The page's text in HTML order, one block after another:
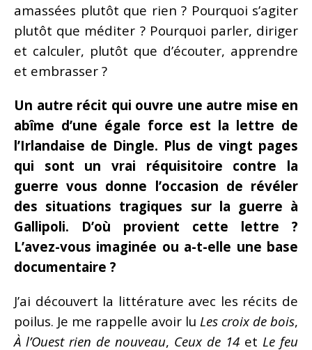
amassées plutôt que rien ? Pourquoi s’agiter
plutôt que méditer ? Pourquoi parler, diriger
et calculer, plutôt que d’écouter, apprendre
et embrasser ?
Un autre récit qui ouvre une autre mise en
abîme d’une égale force est la lettre de
l’Irlandaise de Dingle. Plus de vingt pages
qui sont un vrai réquisitoire contre la
guerre vous donne l’occasion de révéler
des situations tragiques sur la guerre à
Gallipoli. D’où provient cette lettre ?
L’avez-vous imaginée ou a-t-elle une base
documentaire ?
J’ai découvert la littérature avec les récits de
poilus. Je me rappelle avoir lu Les croix de bois,
À l’Ouest rien de nouveau, Ceux de 14 et Le feu